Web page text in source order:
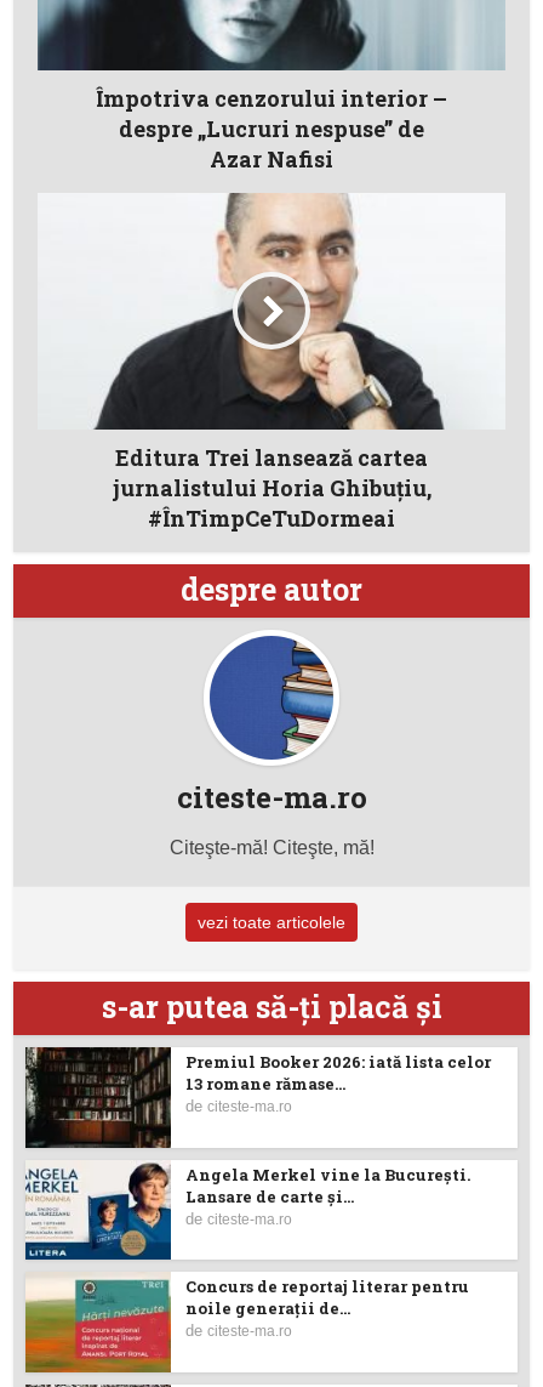
Împotriva cenzorului interior –
despre „Lucruri nespuse” de
Azar Nafisi
Editura Trei lansează cartea
jurnalistului Horia Ghibuțiu,
#ÎnTimpCeTuDormeai
despre autor
citeste-ma.ro
Citeşte-mă! Citeşte, mă!
vezi toate articolele
s-ar putea să-ţi placă şi
Premiul Booker 2026: iată lista celor
13 romane rămase...
deciteste-ma.ro
Angela Merkel vine la București.
Lansare de carte şi...
deciteste-ma.ro
Concurs de reportaj literar pentru
noile generații de...
deciteste-ma.ro